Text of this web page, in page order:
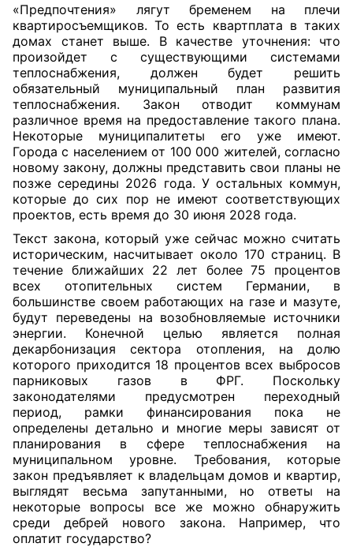
«Предпочтения» лягут бременем на плечи
квартиросъемщиков. То есть квартплата в таких
домах станет выше. В качестве уточнения: что
произойдет с существующими системами
теплоснабжения, должен будет решить
обязательный муниципальный план развития
теплоснабжения. Закон отводит коммунам
различное время на предоставление такого плана.
Некоторые муниципалитеты его уже имеют.
Города с населением от 100 000 жителей, согласно
новому закону, должны представить свои планы не
позже середины 2026 года. У остальных коммун,
которые до сих пор не имеют соответствующих
проектов, есть время до 30 июня 2028 года.
Текст закона, который уже сейчас можно считать
историческим, насчитывает около 170 страниц. В
течение ближайших 22 лет более 75 процентов
всех отопительных систем Германии, в
большинстве своем работающих на газе и мазуте,
будут переведены на возобновляемые источники
энергии. Конечной целью является полная
декарбонизация сектора отопления, на долю
которого приходится 18 процентов всех выбросов
парниковых газов в ФРГ. Поскольку
законодателями предусмотрен переходный
период, рамки финансирования пока не
определены детально и многие меры зависят от
планирования в сфере теплоснабжения на
муниципальном уровне. Требования, которые
закон предъявляет к владельцам домов и квартир,
выглядят весьма запутанными, но ответы на
некоторые вопросы все же можно обнаружить
среди дебрей нового закона. Например, что
оплатит государство?